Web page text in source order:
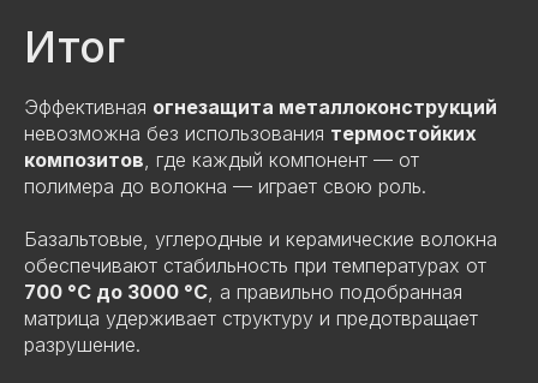
Итог
Эффективная огнезащита металлоконструкций
невозможна без использования термостойких
композитов , где каждый компонент — от
полимера до волокна — играет свою роль.
Базальтовые, углеродные и керамические волокна
обеспечивают стабильность при температурах от
700 °C до 3000 °C , а правильно подобранная
матрица удерживает структуру и предотвращает
разрушение.